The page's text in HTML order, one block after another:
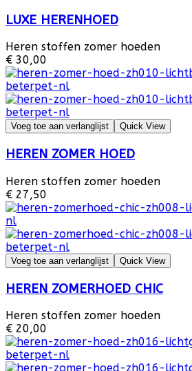
LUXE HERENHOED
Heren stoffen zomer hoeden
€ 30,00
Voeg toe aan verlanglijst Quick View
HEREN ZOMER HOED
Heren stoffen zomer hoeden
€ 27,50
Voeg toe aan verlanglijst Quick View
HEREN ZOMERHOED CHIC
Heren stoffen zomer hoeden
€ 20,00